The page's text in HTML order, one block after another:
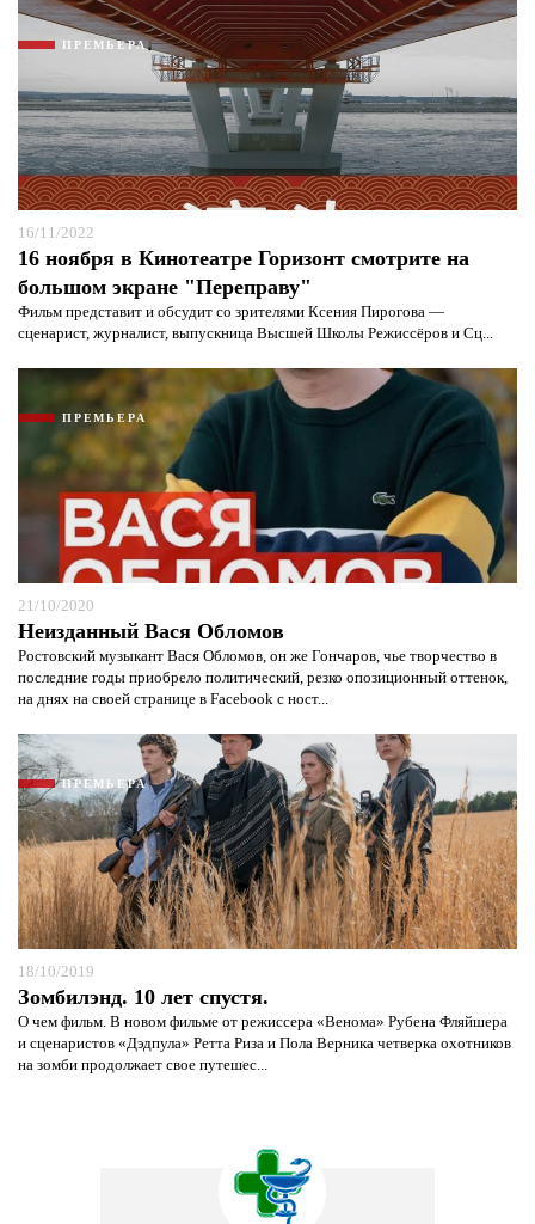
ПРЕМЬЕРА
16/11/2022
16 ноября в Кинотеатре Горизонт смотрите на
большом экране "Переправу"
Фильм представит и обсудит со зрителями Ксения Пирогова —
сценарист, журналист, выпускница Высшей Школы Режиссёров и Сц...
ПРЕМЬЕРА
21/10/2020
Неизданный Вася Обломов
Ростовский музыкант Вася Обломов, он же Гончаров, чье творчество в
последние годы приобрело политический, резко опозиционный оттенок,
на днях на своей странице в Facebook c ност...
ПРЕМЬЕРА
18/10/2019
Зомбилэнд. 10 лет спустя.
О чем фильм. В новом фильме от режиссера «Венома» Рубена Фляйшера
и сценаристов «Дэдпула» Ретта Риза и Пола Верника четверка охотников
на зомби продолжает свое путешес...